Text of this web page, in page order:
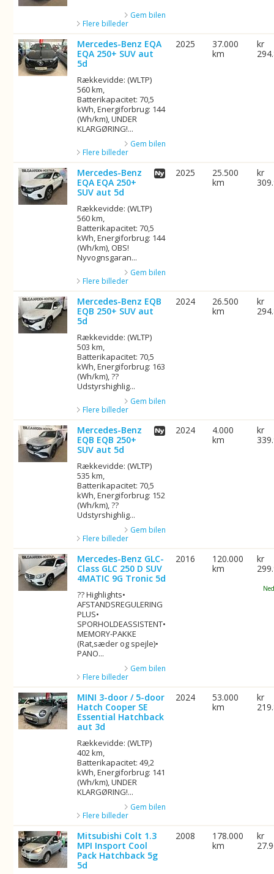
Gem bilen
Flere billeder
Mercedes-Benz EQA
EQA 250+ SUV aut
5d
Rækkevidde: (WLTP)
560 km,
Batterikapacitet: 70,5
kWh, Energiforbrug: 144
(Wh/km), UNDER
KLARGØRING!...
Gem bilen
Flere billeder
2025
37.000
km
kr
Mercedes-Benz
EQA EQA 250+
SUV aut 5d
Rækkevidde: (WLTP)
560 km,
Batterikapacitet: 70,5
kWh, Energiforbrug: 144
(Wh/km), OBS!
Nyvognsgaran...
Gem bilen
Flere billeder
2025
25.500
km
kr
Mercedes-Benz EQB
EQB 250+ SUV aut
5d
Rækkevidde: (WLTP)
503 km,
Batterikapacitet: 70,5
kWh, Energiforbrug: 163
(Wh/km), ??
Udstyrshighlig...
Gem bilen
Flere billeder
2024
26.500
km
kr
Mercedes-Benz
EQB EQB 250+
SUV aut 5d
Rækkevidde: (WLTP)
535 km,
Batterikapacitet: 70,5
kWh, Energiforbrug: 152
(Wh/km), ??
Udstyrshighlig...
Gem bilen
Flere billeder
2024
4.000
km
kr
Mercedes-Benz GLC-
Class GLC 250 D SUV
4MATIC 9G Tronic 5d
?? Highlights•
AFSTANDSREGULERING
PLUS•
SPORHOLDEASSISTENT•
MEMORY-PAKKE
(Rat,sæder og spejle)•
PANO...
Gem bilen
Flere billeder
2016
120.000
km
kr
MINI 3-door / 5-door
Hatch Cooper SE
Essential Hatchback
aut 3d
Rækkevidde: (WLTP)
402 km,
Batterikapacitet: 49,2
kWh, Energiforbrug: 141
(Wh/km), UNDER
KLARGØRING!...
Gem bilen
Flere billeder
2024
53.000
km
kr
Mitsubishi Colt 1.3
MPI Insport Cool
Pack Hatchback 5g
5d
2008
178.000
km
kr